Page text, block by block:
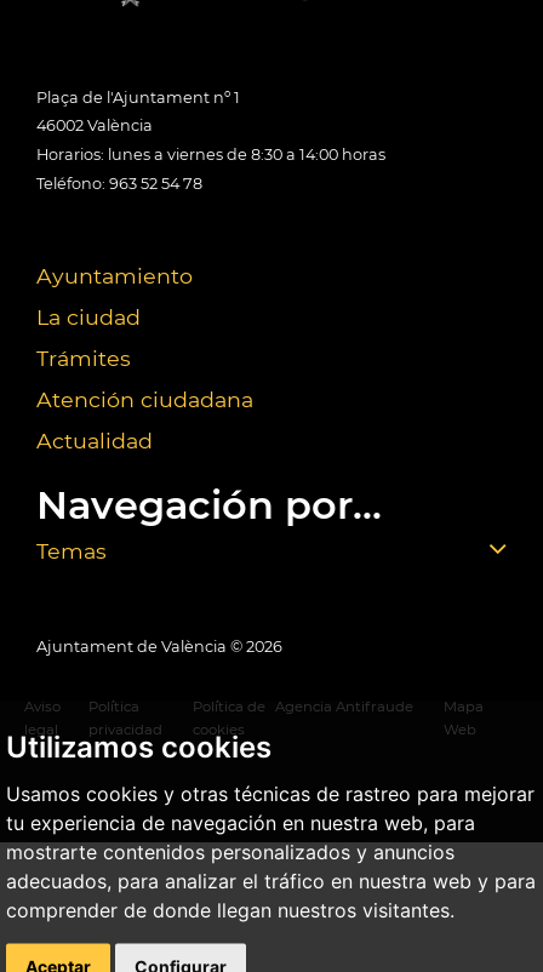
Utilizamos cookies
Usamos cookies y otras técnicas de rastreo para mejorar
tu experiencia de navegación en nuestra web, para
mostrarte contenidos personalizados y anuncios
adecuados, para analizar el tráfico en nuestra web y para
comprender de donde llegan nuestros visitantes.
Aceptar Configurar
Plaça de l'Ajuntament nº 1
46002 València
Horarios: lunes a viernes de 8:30 a 14:00 horas
Teléfono: 963 52 54 78
Ayuntamiento
La ciudad
Trámites
Atención ciudadana
Actualidad
Navegación por...
Temas
Ajuntament de València © 2026
Aviso
legal
Política
privacidad
Política de
cookies
Agencia Antifraude
Mapa
Web